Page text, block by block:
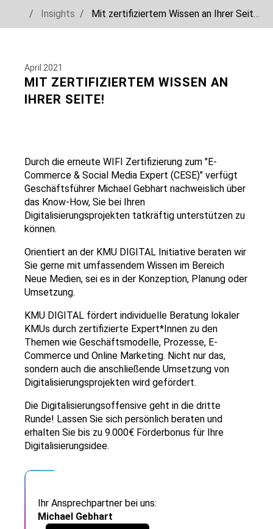
Insights
Mit zertifiziertem Wissen an Ihrer Seite!
April 2021
MIT ZERTIFIZIERTEM WISSEN AN
IHRER SEITE!
Durch die erneute WIFI Zertifizierung zum "E-
Commerce & Social Media Expert (CESE)" verfügt
Geschäftsführer Michael Gebhart nachweislich über
das Know-How, Sie bei Ihren
Digitalisierungsprojekten tatkräftig unterstützen zu
können.
Orientiert an der KMU DIGITAL Initiative beraten wir
Sie gerne mit umfassendem Wissen im Bereich
Neue Medien, sei es in der Konzeption, Planung oder
Umsetzung.
KMU DIGITAL fördert individuelle Beratung lokaler
KMUs durch zertifizierte Expert*Innen zu den
Themen wie Geschäftsmodelle, Prozesse, E-
Commerce und Online Marketing. Nicht nur das,
sondern auch die anschließende Umsetzung von
Digitalisierungsprojekten wird gefördert.
Die Digitalisierungsoffensive geht in die dritte
Runde! Lassen Sie sich persönlich beraten und
erhalten Sie bis zu 9.000€ Förderbonus für Ihre
Digitalisierungsidee.
Ihr Ansprechpartner bei uns:
Michael Gebhart